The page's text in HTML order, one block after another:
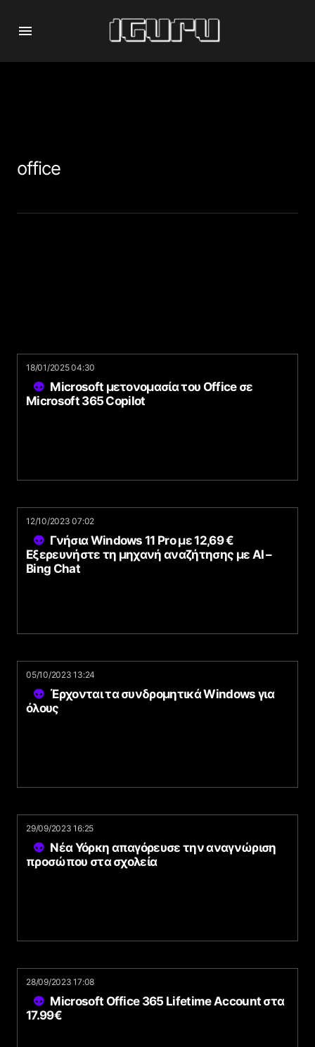
office
18/01/2025 04:30
Microsoft μετονομασία του Office σε
Microsoft 365 Copilot
12/10/2023 07:02
Γνήσια Windows 11 Pro με 12,69 €
Εξερευνήστε τη μηχανή αναζήτησης με AI –
Bing Chat
05/10/2023 13:24
Έρχονται τα συνδρομητικά Windows για
όλους
29/09/2023 16:25
Νέα Υόρκη απαγόρευσε την αναγνώριση
προσώπου στα σχολεία
28/09/2023 17:08
Microsoft Office 365 Lifetime Account στα
17.99€